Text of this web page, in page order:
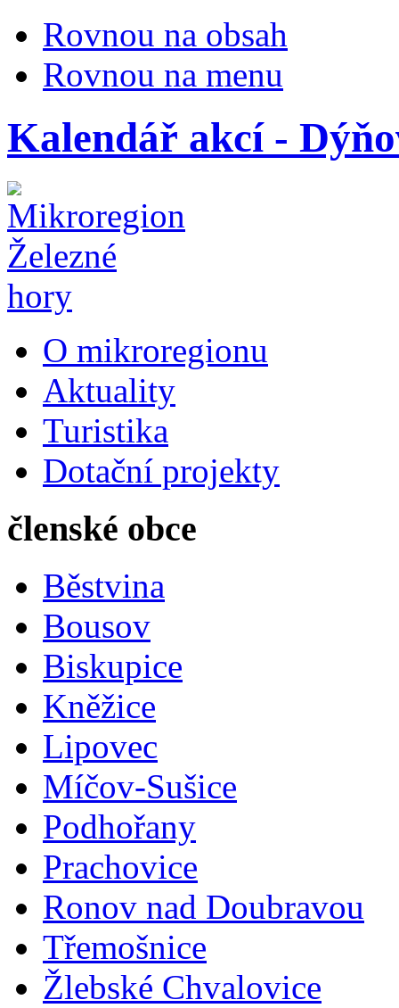
Rovnou na obsah
Rovnou na menu
Kalendář akcí -
O mikroregionu
Aktuality
Turistika
Dotační projekty
členské obce
Běstvina
Bousov
Biskupice
Kněžice
Lipovec
Míčov-Sušice
Podhořany
Prachovice
Ronov nad Doubravou
Třemošnice
Žlebské Chvalovice